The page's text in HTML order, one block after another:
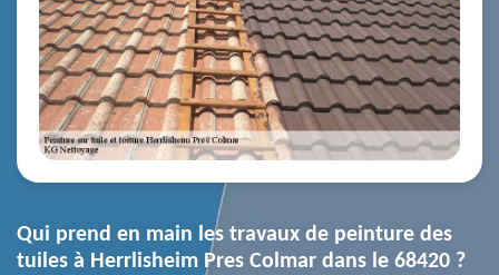
Qui prend en main les travaux de peinture des
tuiles à Herrlisheim Pres Colmar dans le 68420 ?